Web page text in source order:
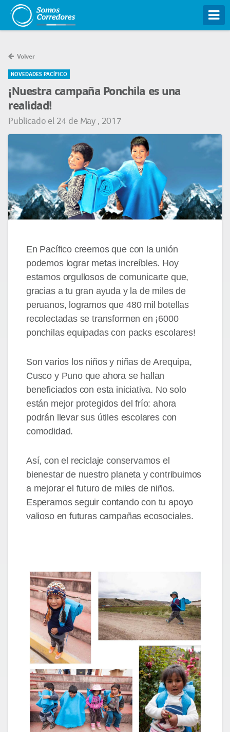
Volver
NOVEDADES PACÍFICO
¡Nuestra campaña Ponchila es una
realidad!
Publicado el 24 de May , 2017
En Pacífico creemos que con la unión
podemos lograr metas increíbles. Hoy
estamos orgullosos de comunicarte que,
gracias a tu gran ayuda y la de miles de
peruanos, logramos que 480 mil botellas
recolectadas se transformen en ¡6000
ponchilas equipadas con packs escolares!
Son varios los niños y niñas de Arequipa,
Cusco y Puno que ahora se hallan
beneficiados con esta iniciativa. No solo
están mejor protegidos del frío: ahora
podrán llevar sus útiles escolares con
comodidad.
Así, con el reciclaje conservamos el
bienestar de nuestro planeta y contribuimos
a mejorar el futuro de miles de niños.
Esperamos seguir contando con tu apoyo
valioso en futuras campañas ecosociales.